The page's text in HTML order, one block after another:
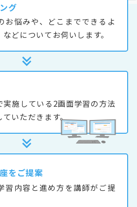
グ
お悩みや、どこまでできるよ
どについてお伺いします。
実施している2画面学習の方法
いただきます。
をご提案
習内容と進め方を講師がご提